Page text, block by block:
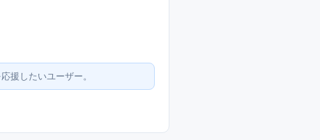
援したいユーザー。